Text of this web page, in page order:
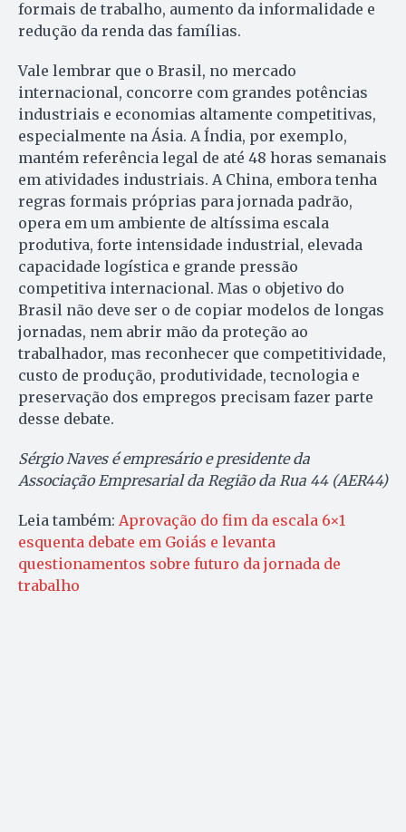
formais de trabalho, aumento da informalidade e
redução da renda das famílias.
Vale lembrar que o Brasil, no mercado
internacional, concorre com grandes potências
industriais e economias altamente competitivas,
especialmente na Ásia. A Índia, por exemplo,
mantém referência legal de até 48 horas semanais
em atividades industriais. A China, embora tenha
regras formais próprias para jornada padrão,
opera em um ambiente de altíssima escala
produtiva, forte intensidade industrial, elevada
capacidade logística e grande pressão
competitiva internacional. Mas o objetivo do
Brasil não deve ser o de copiar modelos de longas
jornadas, nem abrir mão da proteção ao
trabalhador, mas reconhecer que competitividade,
custo de produção, produtividade, tecnologia e
preservação dos empregos precisam fazer parte
desse debate.
Sérgio Naves é empresário e presidente da
Associação Empresarial da Região da Rua 44 (AER44)
Leia também: Aprovação do fim da escala 6×1
esquenta debate em Goiás e levanta
questionamentos sobre futuro da jornada de
trabalho